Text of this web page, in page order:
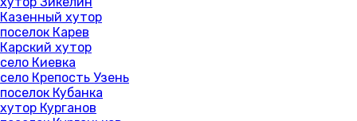
Казенный хутор
поселок Карев
Карский хутор
село Киевка
село Крепость Узень
поселок Кубанка
хутор Курганов